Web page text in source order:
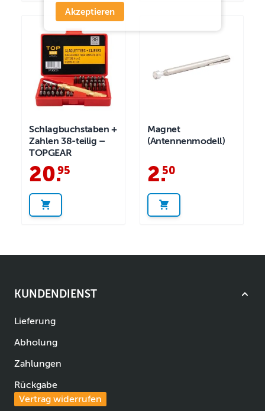
Schlagbuchstaben +
Zahlen 38-teilig –
TOPGEAR
20.
95
Magnet
(Antennenmodell)
2.
50
KUNDENDIENST
Lieferung
Abholung
Zahlungen
Rückgabe
Vertrag widerrufen
Akzeptieren